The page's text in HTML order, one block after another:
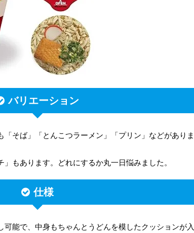
バリエーション
そば」「とんこつラーメン」「プリン」などがありま
もあります。どれにするか丸一日悩みました。
仕様
能で、中身もちゃんとうどんを模したクッションが入